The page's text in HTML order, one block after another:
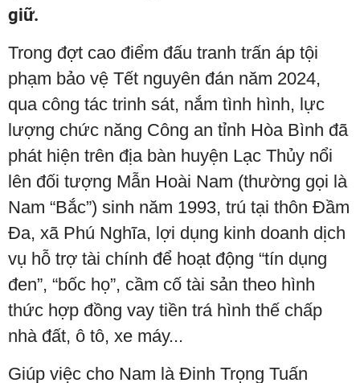
giữ.
Trong đợt cao điểm đấu tranh trấn áp tội
phạm bảo vệ Tết nguyên đán năm 2024,
qua công tác trinh sát, nắm tình hình, lực
lượng chức năng Công an tỉnh Hòa Bình đã
phát hiện trên địa bàn huyện Lạc Thủy nổi
lên đối tượng Mẫn Hoài Nam (thường gọi là
Nam “Bắc”) sinh năm 1993, trú tại thôn Đầm
Đa, xã Phú Nghĩa, lợi dụng kinh doanh dịch
vụ hỗ trợ tài chính để hoạt động “tín dụng
đen”, “bốc họ”, cầm cố tài sản theo hình
thức hợp đồng vay tiền trá hình thế chấp
nhà đất, ô tô, xe máy...
Giúp việc cho Nam là Đinh Trọng Tuấn